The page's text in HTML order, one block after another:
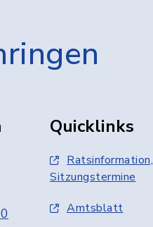
Quicklinks
Ratsinformation,
Sitzungstermine
Amtsblatt